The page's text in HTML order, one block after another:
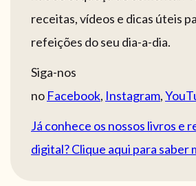
receitas, vídeos e dicas úteis
refeições do seu dia-a-dia.
Siga-nos
no Facebook, Instagram,
Já conhece os nossos livros e
digital? Clique aqui para saber